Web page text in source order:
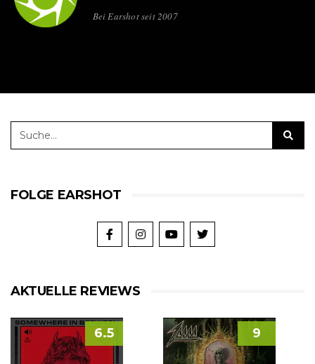
Bei Earshot seit 2007
FOLGE EARSHOT
AKTUELLE REVIEWS
6.5 9